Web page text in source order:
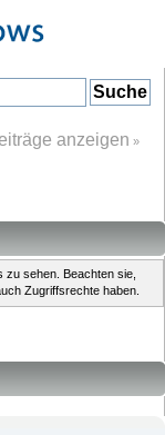
anzeigen »
zu sehen. Beachten sie,
Zugriffsrechte haben.